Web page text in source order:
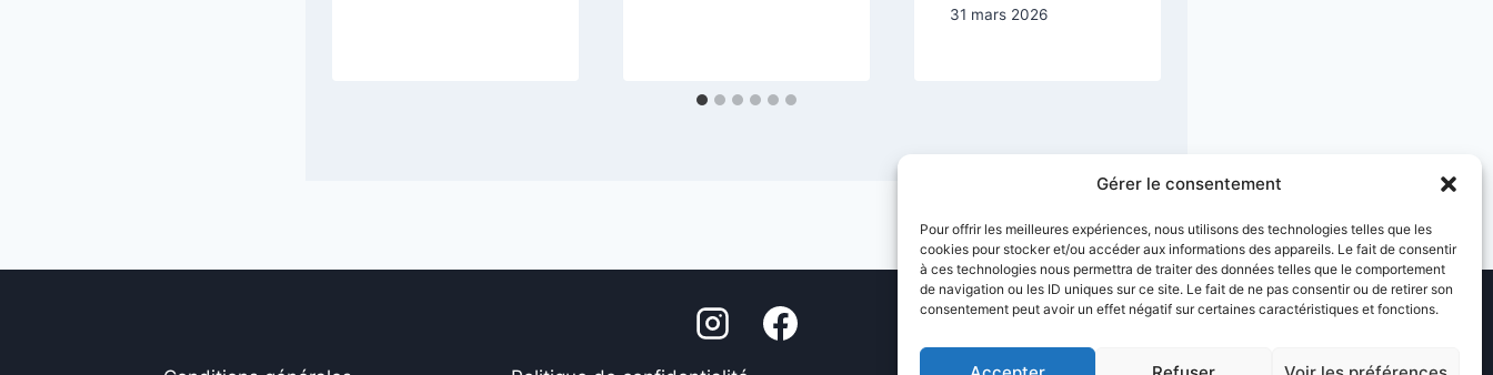
Gérer le consentement
Pour offrir les meilleures expériences, nous utilisons des technologies telles que les
cookies pour stocker et/ou accéder aux informations des appareils. Le fait de consentir
à ces technologies nous permettra de traiter des données telles que le comportement
de navigation ou les ID uniques sur ce site. Le fait de ne pas consentir ou de retirer son
consentement peut avoir un effet négatif sur certaines caractéristiques et fonctions.
31 mars 2026